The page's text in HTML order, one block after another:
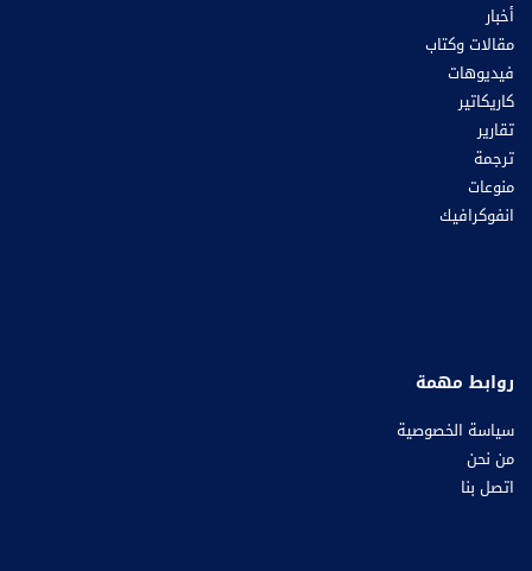
أخبار
مقالات وكتاب
فيديوهات
كاريكاتير
تقارير
ترجمة
منوعات
انفوكرافيك
روابط مهمة
سياسة الخصوصية
من نحن
اتصل بنا